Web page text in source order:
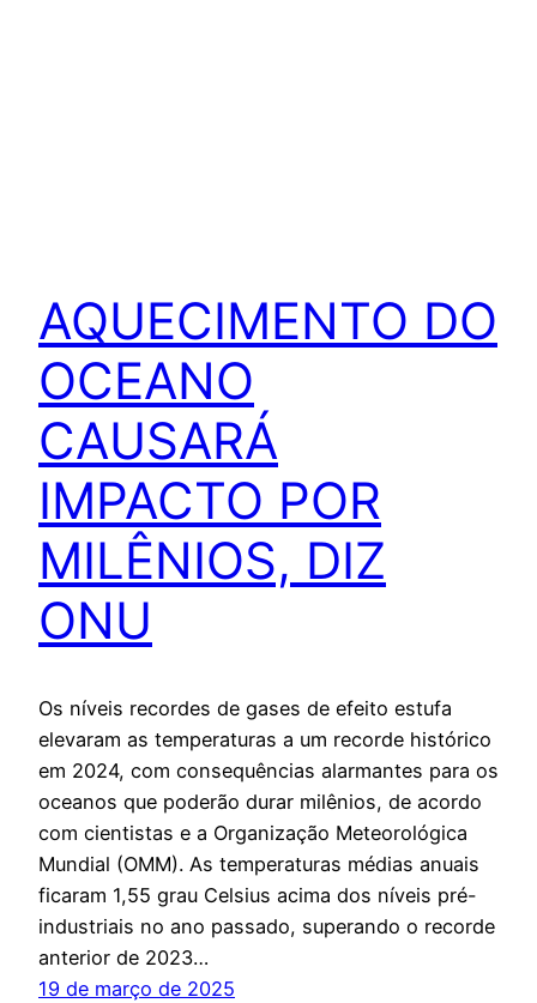
AQUECIMENTO DO
OCEANO
CAUSARÁ
IMPACTO POR
MILÊNIOS, DIZ
ONU
Os níveis recordes de gases de efeito estufa
elevaram as temperaturas a um recorde histórico
em 2024, com consequências alarmantes para os
oceanos que poderão durar milênios, de acordo
com cientistas e a Organização Meteorológica
Mundial (OMM). As temperaturas médias anuais
ficaram 1,55 grau Celsius acima dos níveis pré-
industriais no ano passado, superando o recorde
anterior de 2023…
19 de março de 2025